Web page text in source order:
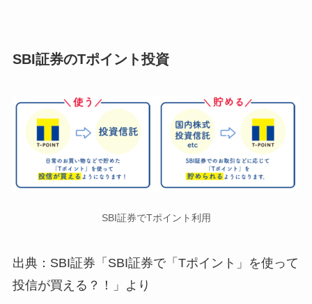
SBI証券のTポイント投資
SBI証券でTポイント利用
出典：SBI証券「SBI証券で「Tポイント」を使って
投信が買える？！」より